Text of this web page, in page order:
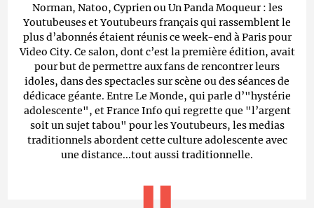
Norman, Natoo, Cyprien ou Un Panda Moqueur : les
Youtubeuses et Youtubeurs français qui rassemblent le
plus d’abonnés étaient réunis ce week-end à Paris pour
Video City. Ce salon, dont c’est la première édition, avait
pour but de permettre aux fans de rencontrer leurs
idoles, dans des spectacles sur scène ou des séances de
dédicace géante. Entre Le Monde, qui parle d’"hystérie
adolescente", et France Info qui regrette que "l’argent
soit un sujet tabou" pour les Youtubeurs, les medias
traditionnels abordent cette culture adolescente avec
une distance...tout aussi traditionnelle.